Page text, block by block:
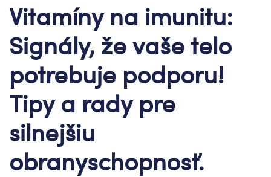
Vitamíny na imunitu:
Signály, že vaše telo
potrebuje podporu!
Tipy a rady pre
silnejšiu
obranyschopnosť.